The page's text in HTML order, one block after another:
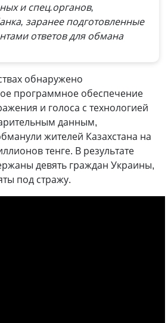
и спец.органов,
заранее подготовленные
ответов для обмана
обнаружено
программное обеспечение
и голоса с технологией
данным,
жителей Казахстана на
тенге. В результате
девять граждан Украины,
под стражу.